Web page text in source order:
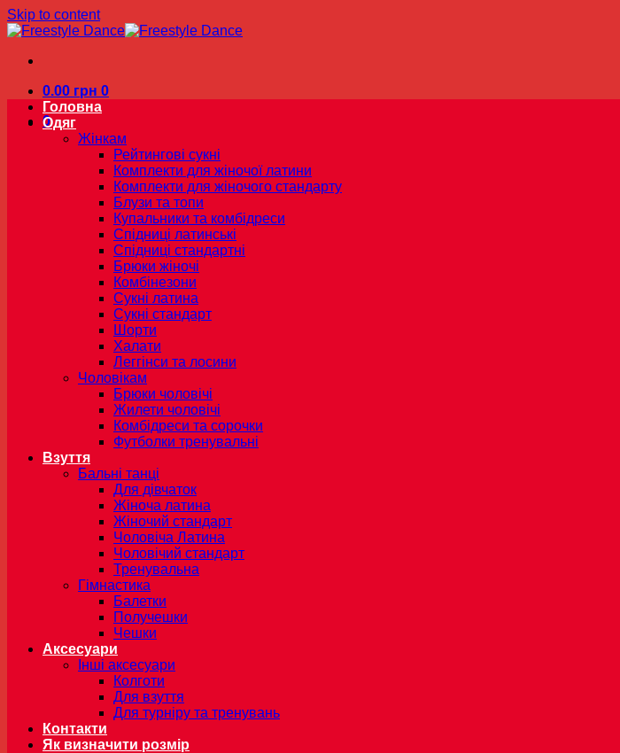
Skip to content
0.00 грн 0
0
Головна
Одяг
Жінкам
Рейтингові сукні
Комплекти для жіночої латини
Комплекти для жіночого стандарту
Блузи та топи
Купальники та комбідреси
Спідниці латинські
Спідниці стандартні
Брюки жіночі
Комбінезони
Сукні латина
Сукні стандарт
Шорти
Халати
Леггінси та лосини
Чоловікам
Брюки чоловічі
Жилети чоловічі
Комбідреси та сорочки
Футболки тренувальні
Взуття
Бальні танці
Для дівчаток
Жіноча латина
Жіночий стандарт
Чоловіча Латина
Чоловічий стандарт
Тренувальна
Гімнастика
Балетки
Получешки
Чешки
Аксесуари
Інші аксесуари
Колготи
Для взуття
Для турніру та тренувань
Контакти
Як визначити розмір